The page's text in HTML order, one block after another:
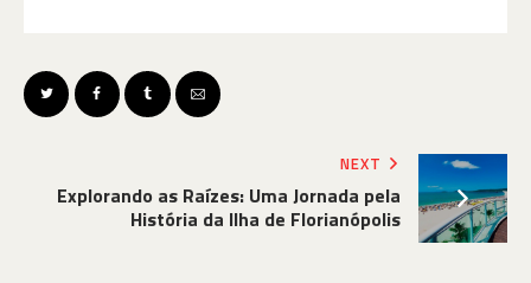
NEXT
Explorando as Raízes: Uma Jornada pela
História da Ilha de Florianópolis